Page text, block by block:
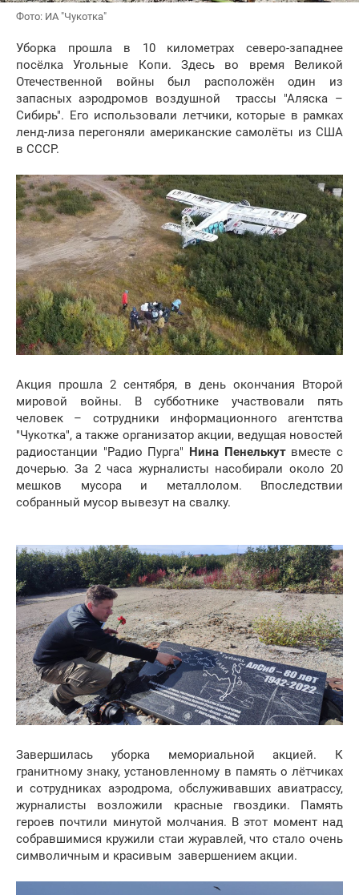
Фото: ИА "Чукотка"
Уборка прошла в 10 километрах северо-западнее
посёлка Угольные Копи. Здесь во время Великой
Отечественной войны был расположён один из
запасных аэродромов воздушной трассы "Аляска –
Сибирь". Его использовали летчики, которые в рамках
ленд-лиза перегоняли американские самолёты из США
в СССР.
Акция прошла 2 сентября, в день окончания Второй
мировой войны. В субботнике участвовали пять
человек – сотрудники информационного агентства
"Чукотка", а также организатор акции, ведущая новостей
радиостанции "Радио Пурга"
Нина Пенелькутвместе с
дочерью. За 2 часа журналисты насобирали около 20
мешков мусора и металлолом. Впоследствии
собранный мусор вывезут на свалку.
Завершилась уборка мемориальной акцией. К
гранитному знаку, установленному в память о лётчиках
и сотрудниках аэродрома, обслуживавших авиатрассу,
журналисты возложили красные гвоздики. Память
героев почтили минутой молчания. В этот момент над
собравшимися кружили стаи журавлей, что стало очень
символичным и красивым завершением акции.